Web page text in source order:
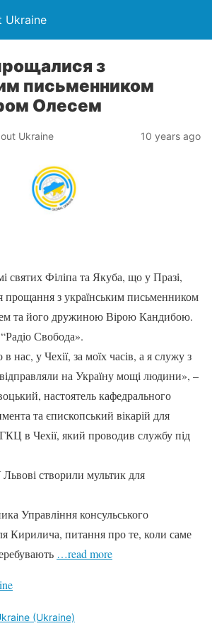
Ukraine
з
письменником
Олесем
Ukraine 10 years ago
святих Філіпа та Якуба, що у Празі,
прощання з українським письменником
та його дружиною Вірою Кандибою.
Свобода».
нас, у Чехії, за моїх часів, а я служу з
на Україну мощі людини», –
настоятель кафедрального
та єпископський вікарій для
в Чехії, який проводив службу під
створили мультик для
Управління консульського
Кирилича, питання про те, коли саме
…read more
(Ukraine)